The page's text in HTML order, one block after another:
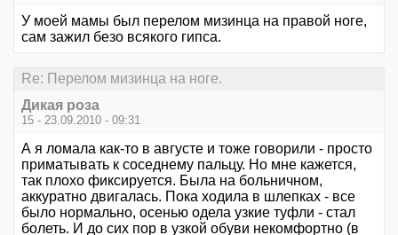
У моей мамы был перелом мизинца на правой ноге,
сам зажил безо всякого гипса.
Re: Перелом мизинца на ноге.
Дикая роза
15 - 23.09.2010 - 09:31
А я ломала как-то в августе и тоже говорили - просто
приматывать к соседнему пальцу. Но мне кажется,
так плохо фиксируется. Была на больничном,
аккуратно двигалась. Пока ходила в шлепках - все
было нормально, осенью одела узкие туфли - стал
болеть. И до сих пор в узкой обуви некомфортно (в